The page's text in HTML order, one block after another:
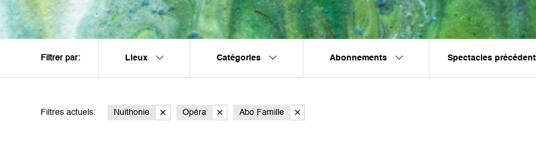
Filtrer par: Lieux Catégories Abonnements Spectacles
Filtres actuels: Nuithonie Opéra Abo Famille